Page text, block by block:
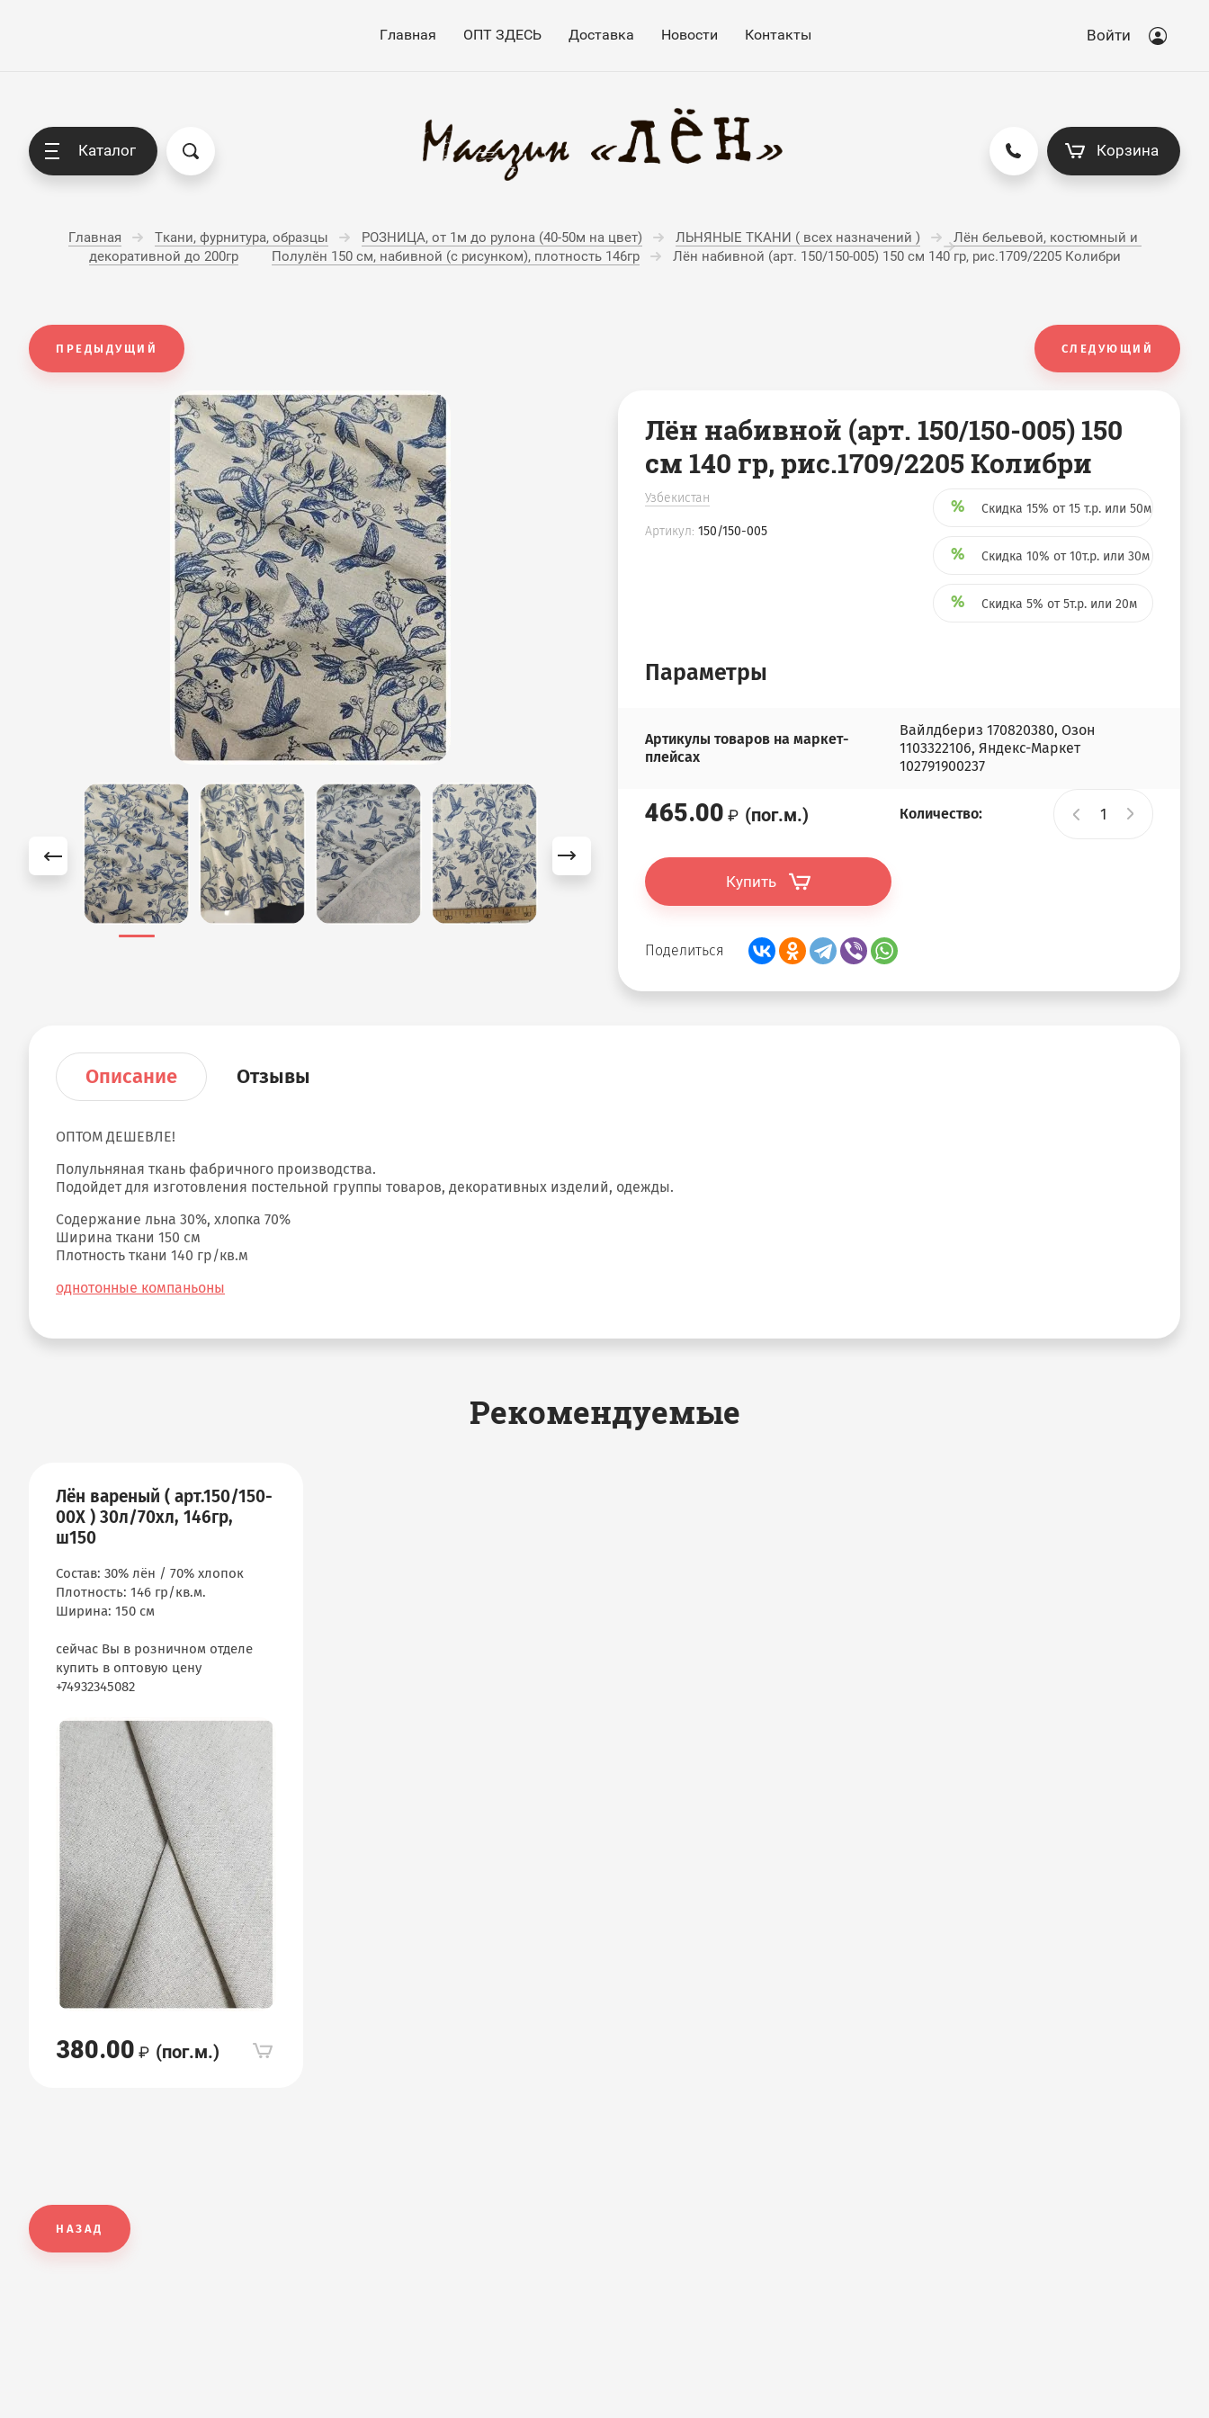
Главная ОПТ ЗДЕСЬ Доставка Новости Контакты Войти
Каталог Корзина
Главная Ткани, фурнитура, образцы РОЗНИЦА, от 1м до рулона (40-50м на цвет) ЛЬНЯНЫЕ ТКАНИ ( всех назначений )
Лён бельевой, костюмный и
декоративной до 200гр
Полулён 150 см, набивной (с рисунком), плотность 146гр Лён набивной (арт. 150/150-005) 150 см 140 гр, рис.1709/2205 Колибри
ПРЕДЫДУЩИЙ СЛЕДУЮЩИЙ
Лён набивной (арт. 150/150-005) 150
см 140 гр, рис.1709/2205 Колибри
Узбекистан
Артикул: 150/150-005
Скидка 15% от 15 т.р. или 50м
Скидка 10% от 10т.р. или 30м
Скидка 5% от 5т.р. или 20м
Параметры
Артикулы товаров на маркет-
плейсах
Вайлдбериз 170820380, Озон
1103322106, Яндекс-Маркет
102791900237
465.00 (пог.м.) Количество:
Купить
Поделиться
Описание Отзывы
ОПТОМ ДЕШЕВЛЕ!
Полульняная ткань фабричного производства.
Подойдет для изготовления постельной группы товаров, декоративных изделий, одежды.
Содержание льна 30%, хлопка 70%
Ширина ткани 150 см
Плотность ткани 140 гр/кв.м
однотонные компаньоны
Рекомендуемые
Лён вареный ( арт.150/150-
00Х ) 30л/70хл, 146гр,
ш150
Состав: 30% лён / 70% хлопок
Плотность: 146 гр/кв.м.
Ширина: 150 см
сейчас Вы в розничном отделе
купить в оптовую цену
+74932345082
380.00 (пог.м.)
НАЗАД